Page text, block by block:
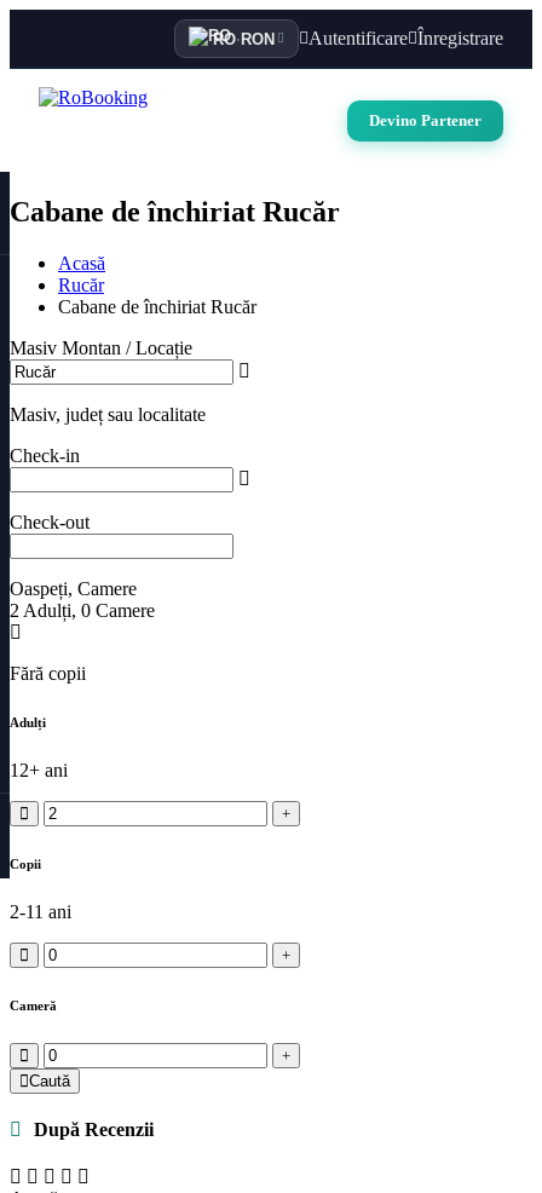
RO·RON Autentificare Înregistrare
Devino Partener
Cabane de închiriat Rucăr
Acasă
Rucăr
Cabane de închiriat Rucăr
Masiv Montan / Locație
Masiv, județ sau localitate
Check-in
Check-out
Oaspeți, Camere
2 Adulți, 0 Camere
Fără copii
Adulți
12+ ani
Copii
2-11 ani
Cameră
Caută
După Recenzii